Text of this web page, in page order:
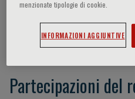
Peter Castaldi
Partecipazioni del
menzionate tipologie di cookie.
INFORMAZIONI AGGIUNTIVE